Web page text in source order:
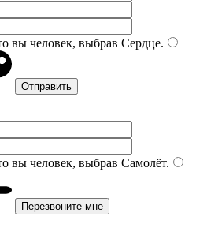
вы человек, выбрав Сердце.
вы человек, выбрав Самолёт.